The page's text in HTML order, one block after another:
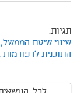
תגיות:
שינוי שיטת הממשל,
התוכנית לרפורמות